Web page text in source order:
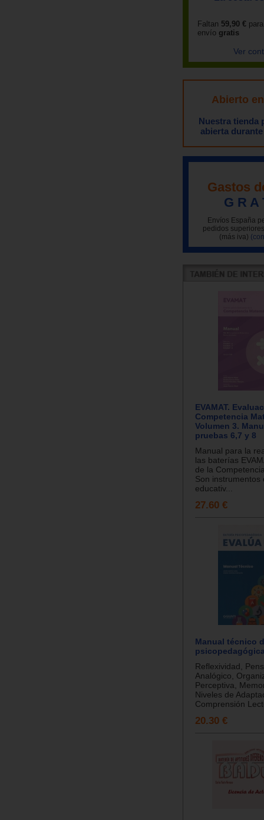
Faltan 59,90 €
envío gratis
Ver
Abierto
Nuestra tienda
abierta
Gastos
G R A
Envíos España
pedidos
(más iva)
EVAMAT.
Competencia
Volumen 3.
pruebas 6,7 y 8
Manual para la
las baterías
de la
Son instrumentos
educativ...
27.60 €
Manual técnico
Reflexividad,
Analógico,
Perceptiva,
Niveles de
Comprensión
20.30 €